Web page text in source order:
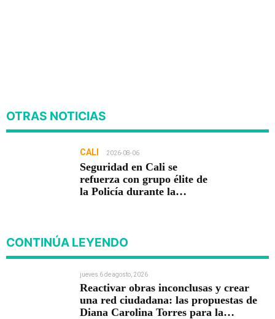
OTRAS NOTICIAS
CALI 2026-08-06
Seguridad en Cali se
refuerza con grupo élite de
la Policía durante la
CONTINÚA LEYENDO
jueves 6 de agosto, 2026
Reactivar obras inconclusas y crear
una red ciudadana: las propuestas de
Diana Carolina Torres para la